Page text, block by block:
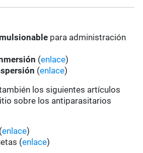
para administración
(enlace)
(enlace)
los siguientes artículos
sobre los antiparasitarios
enlace)
(enlace)